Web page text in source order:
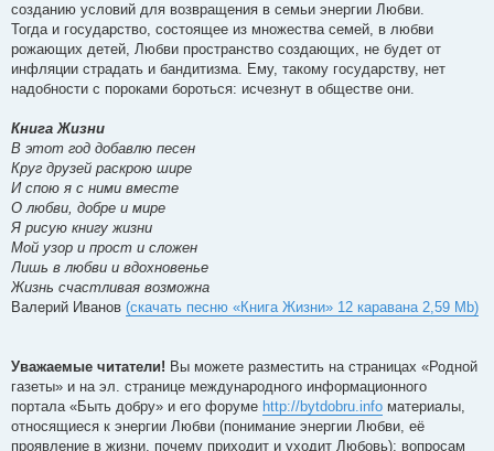
созданию условий для возвращения в семьи энергии Любви.
Тогда и государство, состоящее из множества семей, в любви
рожающих детей, Любви пространство создающих, не будет от
инфляции страдать и бандитизма. Ему, такому государству, нет
надобности с пороками бороться: исчезнут в обществе они.
Книга Жизни
В этот год добавлю песен
Круг друзей раскрою шире
И спою я с ними вместе
О любви, добре и мире
Я рисую книгу жизни
Мой узор и прост и сложен
Лишь в любви и вдохновенье
Жизнь счастливая возможна
Валерий Иванов (скачать песню «Книга Жизни» 12 каравана 2,59 Mb)
Уважаемые читатели! Вы можете разместить на страницах «Родной
газеты» и на эл. странице международного информационного
портала «Быть добру» и его форуме http://bytdobru.info материалы,
относящиеся к энергии Любви (понимание энергии Любви, её
проявление в жизни, почему приходит и уходит Любовь); вопросам